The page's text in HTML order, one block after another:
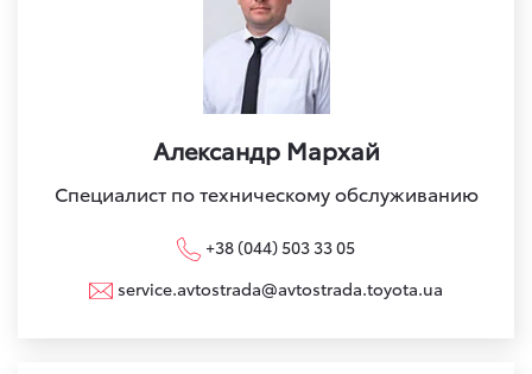
Александр Мархай
Специалист по техническому обслуживанию
+38 (044) 503 33 05
service.avtostrada@avtostrada.toyota.ua